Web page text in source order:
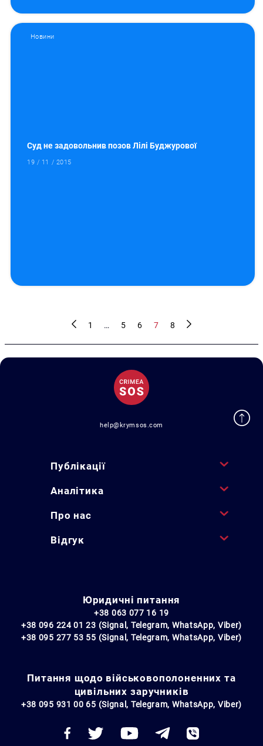
Новини
Суд не задовольнив позов Лілі Буджурової
19 / 11 / 2015
1 … 5 6 7 8
help@krymsos.com
Публікації
Аналітика
Про нас
Відгук
Юридичні питання
+38 063 077 16 19
+38 096 224 01 23 (Signal, Telegram, WhatsApp, Viber)
+38 095 277 53 55 (Signal, Telegram, WhatsApp, Viber)
Питання щодо військовополоненних та
цивільних заручників
+38 095 931 00 65 (Signal, Telegram, WhatsApp, Viber)